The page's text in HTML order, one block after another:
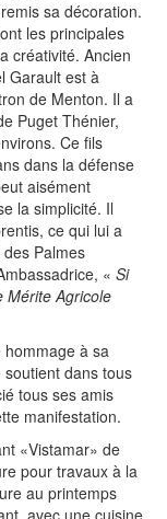
sa décoration.
les principales
créativité. Ancien
Garault est à
de Menton. Il a
Puget Thénier,
Ce fils
dans la défense
aisément
la simplicité. Il
ce qui lui a
des Palmes
« Si
Mérite Agricole
hommage à sa
dans tous
tous ses amis
manifestation.
Vistamar de
pour travaux à la
au printemps
avec une cuisine